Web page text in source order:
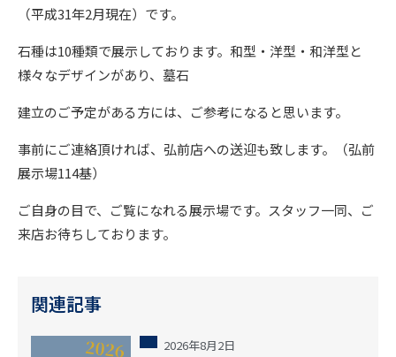
（平成31年2月現在）です。
石種は10種類で展示しております。和型・洋型・和洋型と
様々なデザインがあり、墓石
建立のご予定がある方には、ご参考になると思います。
事前にご連絡頂ければ、弘前店への送迎も致します。（弘前
展示場114基）
ご自身の目で、ご覧になれる展示場です。スタッフ一同、ご
来店お待ちしております。
関連記事
2026年8月2日